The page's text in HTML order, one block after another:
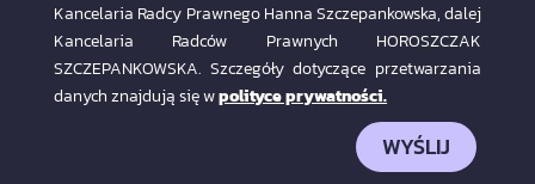
Kancelaria Radcy Prawnego Hanna Szczepankowska, dalej
Kancelaria Radców Prawnych HOROSZCZAK
SZCZEPANKOWSKA. Szczegóły dotyczące przetwarzania
danych znajdują się wpolityce prywatności.
WYŚLIJ